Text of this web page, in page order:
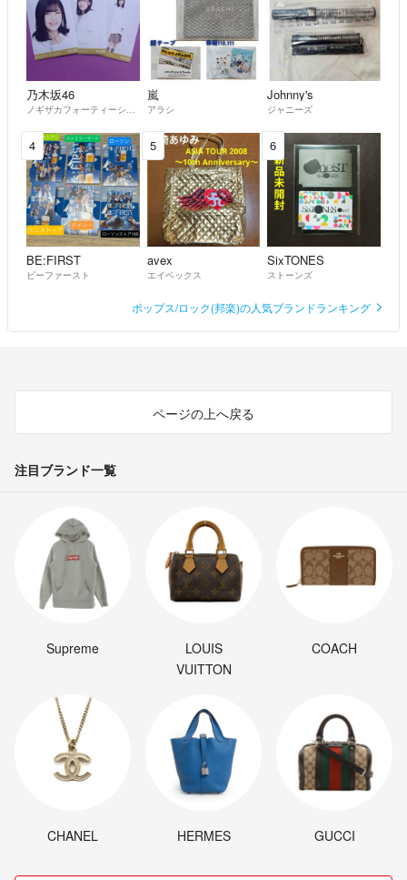
乃木坂46
ノギザカフォーティーシックス
嵐
アラシ
Johnny's
ジャニーズ
4
BE:FIRST
ビーファースト
5
avex
エイベックス
6
SixTONES
ストーンズ
ポップス/ロック(邦楽)の人気ブランドランキング
ページの上へ戻る
注目ブランド一覧
Supreme
LOUIS
VUITTON
COACH
CHANEL HERMES GUCCI